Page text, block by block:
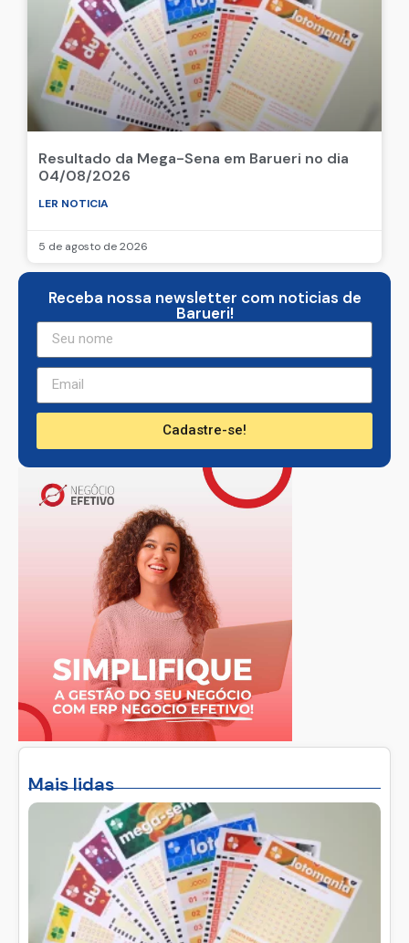
Resultado da Mega-Sena em Barueri no dia
04/08/2026
LER NOTICIA
5 de agosto de 2026
Mais lidas
Receba nossa newsletter com noticias de
Barueri!
Cadastre-se!